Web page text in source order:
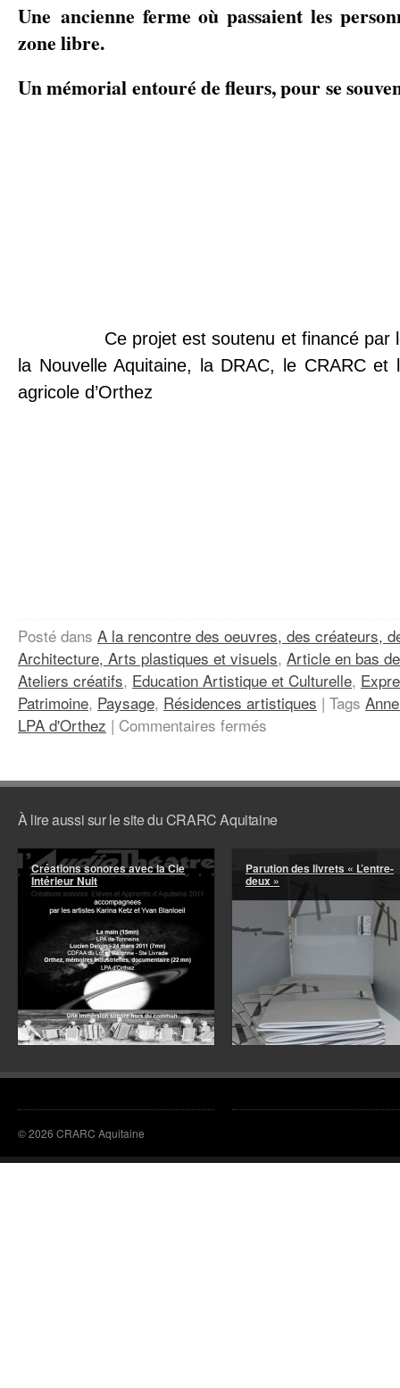
Une ancienne ferme où passaient les
zone libre.
Un mémorial entouré de fleurs, pour se
Ce projet est soutenu et financé par
la Nouvelle Aquitaine, la DRAC, le CRARC et
agricole d’Orthez
Posté dans A la rencontre des oeuvres, des créateurs,
Architecture, Arts plastiques et visuels, Article en bas
Ateliers créatifs, Education Artistique et Culturelle,
Patrimoine, Paysage, Résidences artistiques | Tags
LPA d'Orthez | Commentaires fermés
À lire aussi sur le site du CRARC Aquitaine
Créations sonores avec la Cie
Intérieur Nuit
Parution des livrets « L’entre-
deux »
© 2026 CRARC Aquitaine